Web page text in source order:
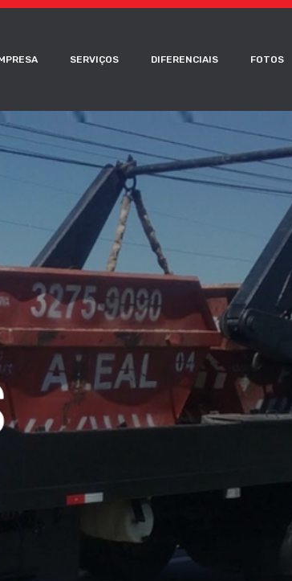
SERVIÇOS DIFERENCIAIS FOTOS